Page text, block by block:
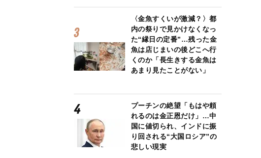
〈金魚すくいが激減？〉都
内の祭りで見かけなくなっ
た“縁日の定番”…残った金
魚は店じまいの後どこへ行
くのか「長生きする金魚は
あまり見たことがない」
プーチンの絶望「もはや頼
れるのは金正恩だけ」…中
国に値切られ、インドに振
り回される“大国ロシア”の
悲しい現実